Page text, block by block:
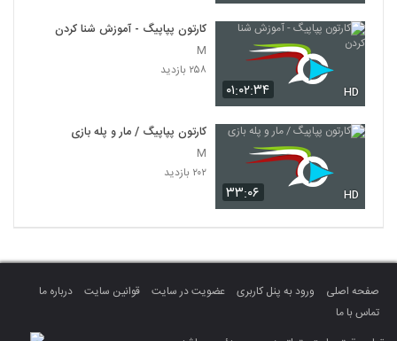
۰۱:۰۲:۳۴ HD
کارتون پپاپیگ - آموزش شنا کردن
M
۲۵۸ بازدید
۳۳:۰۶ HD
کارتون پپاپیگ / مار و پله بازی
M
۲۰۲ بازدید
صفحه اصلی ورود به پنل کاربری عضویت در سایت قوانین سایت
درباره ما
تماس با ما